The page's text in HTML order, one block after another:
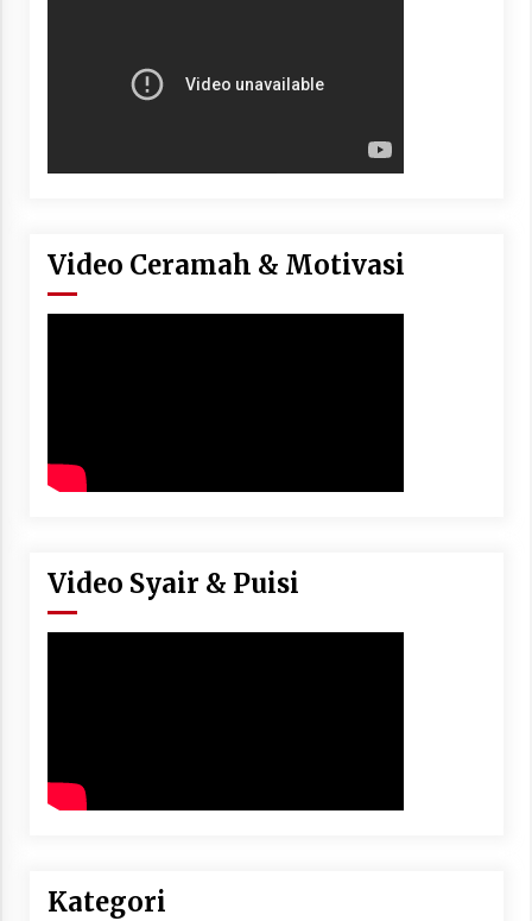
Video Ceramah & Motivasi
Video Syair & Puisi
Kategori